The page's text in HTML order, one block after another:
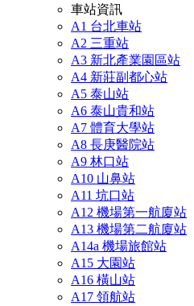
車站資訊
A1 台北車站
A2 三重站
A3 新北產業園區站
A4 新莊副都心站
A5 泰山站
A6 泰山貴和站
A7 體育大學站
A8 長庚醫院站
A9 林口站
A10 山鼻站
A11 坑口站
A12 機場第一航廈站
A13 機場第二航廈站
A14a 機場旅館站
A15 大園站
A16 橫山站
A17 領航站